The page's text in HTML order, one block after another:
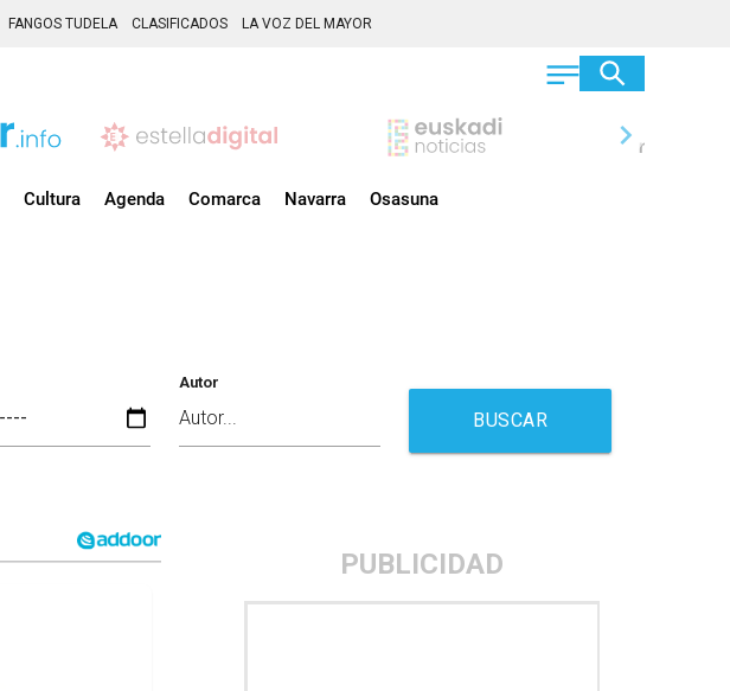
FANGOS TUDELA CLASIFICADOS LA VOZ DEL MAYOR
chevron_right
Cultura Agenda Comarca Navarra Osasuna
Autor
BUSCAR
PUBLICIDAD